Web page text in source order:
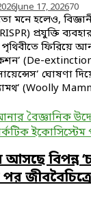
June 17, 202670
মনে হলেও,
প্রযুক্তি
ফিরিয়ে
(De-
ঘোষণা
(Woolly
বৈজ্ঞানিক
আসছে বিপন্ন